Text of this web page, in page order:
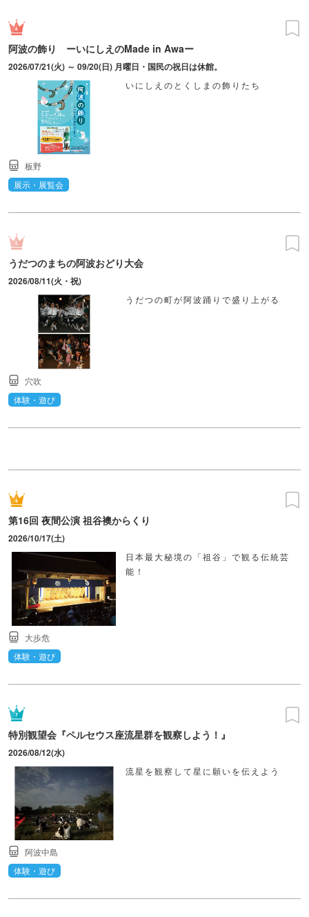
阿波の飾り ーいにしえのMade in Awaー
2026/07/21(火) ～ 09/20(日) 月曜日・国民の祝日は休館。
いにしえのとくしまの飾りたち
板野
展示・展覧会
うだつのまちの阿波おどり大会
2026/08/11(火・祝)
うだつの町が阿波踊りで盛り上がる
穴吹
体験・遊び
第16回 夜間公演 祖谷襖からくり
2026/10/17(土)
日本最大秘境の「祖谷」で観る伝統芸
能！
大歩危
体験・遊び
特別観望会『ペルセウス座流星群を観察しよう！』
2026/08/12(水)
流星を観察して星に願いを伝えよう
阿波中島
体験・遊び